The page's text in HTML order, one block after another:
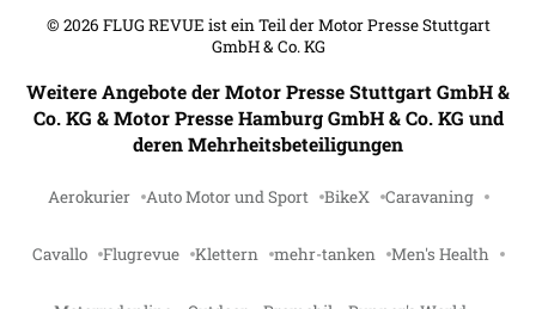
© 2026 FLUG REVUE ist ein Teil der Motor Presse Stuttgart
GmbH & Co. KG
Weitere Angebote der Motor Presse Stuttgart GmbH &
Co. KG & Motor Presse Hamburg GmbH & Co. KG und
deren Mehrheitsbeteiligungen
Aerokurier Auto Motor und Sport BikeX Caravaning
Cavallo Flugrevue Klettern mehr-tanken Men's Health